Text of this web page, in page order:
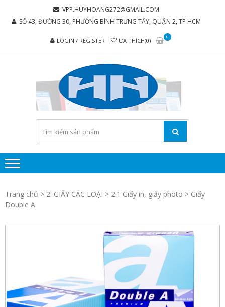
VPP.HUYHOANG272@GMAIL.COM
SỐ 43, ĐƯỜNG 30, PHƯỜNG BÌNH TRƯNG TÂY, QUẬN 2, TP HCM
LOGIN / REGISTER ƯA THÍCH(0)
0
Trang chủ > 2. GIẤY CÁC LOẠI > 2.1 Giấy in, giấy photo > Giấy
Double A